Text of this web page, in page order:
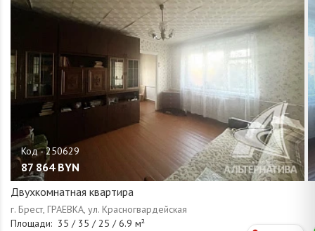
87 864 BYN
Двухкомнатная квартира